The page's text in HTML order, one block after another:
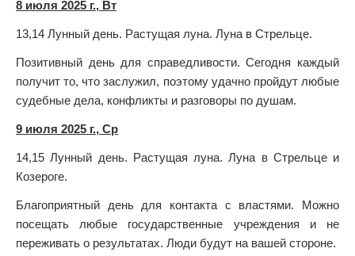
8 июля 2025 г., Вт
13,14 Лунный день. Растущая луна. Луна в Стрельце.
Позитивный день для справедливости. Сегодня каждый
получит то, что заслужил, поэтому удачно пройдут любые
судебные дела, конфликты и разговоры по душам.
9 июля 2025 г., Ср
14,15 Лунный день. Растущая луна. Луна в Стрельце и
Козероге.
Благоприятный день для контакта с властями. Можно
посещать любые государственные учреждения и не
переживать о результатах. Люди будут на вашей стороне.